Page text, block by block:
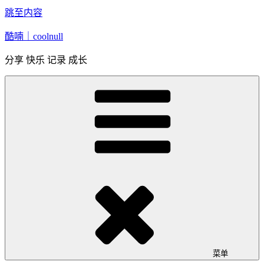
跳至内容
酷喃｜coolnull
分享 快乐 记录 成长
菜单